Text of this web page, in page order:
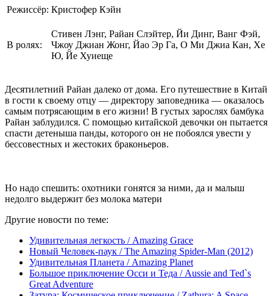
Режиссёр: Кристофер Кэйн
В ролях:
Стивен Лэнг, Райан Слэйтер, Йи Динг, Ванг Фэй,
Чжоу Джиан Жонг, Йао Эр Га, О Ми Джиа Кан, Хе
Ю, Йе Хуиеще
Десятилетний Райан далеко от дома. Его путешествие в Китай
в гости к своему отцу — директору заповедника — оказалось
самым потрясающим в его жизни! В густых зарослях бамбука
Райан заблудился. С помощью китайской девочки он пытается
спасти детеныша панды, которого он не побоялся увести у
бессовестных и жестоких браконьеров.
Но надо спешить: охотники гонятся за ними, да и малыш
недолго выдержит без молока матери
Другие новости по теме:
Удивительная легкость / Amazing Grace
Новый Человек-паук / The Amazing Spider-Man (2012)
Удивительная Планета / Amazing Planet
Большое приключение Осси и Теда / Aussie and Ted`s
Great Adventure